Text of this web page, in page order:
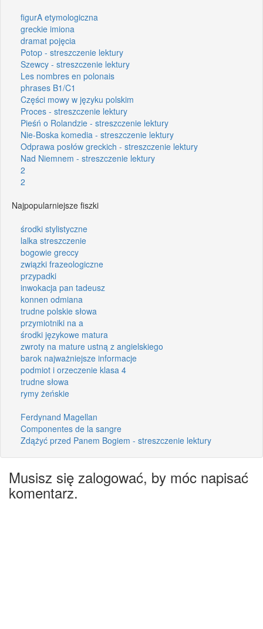
figurA etymologiczna
greckie imiona
dramat pojęcia
Potop - streszczenie lektury
Szewcy - streszczenie lektury
Les nombres en polonais
phrases B1/C1
Części mowy w języku polskim
Proces - streszczenie lektury
Pieśń o Rolandzie - streszczenie lektury
Nie-Boska komedia - streszczenie lektury
Odprawa posłów greckich - streszczenie lektury
Nad Niemnem - streszczenie lektury
2
2
Najpopularniejsze fiszki
środki stylistyczne
lalka streszczenie
bogowie greccy
związki frazeologiczne
przypadki
inwokacja pan tadeusz
konnen odmiana
trudne polskie słowa
przymiotniki na a
środki językowe matura
zwroty na mature ustną z angielskiego
barok najważniejsze informacje
podmiot i orzeczenie klasa 4
trudne słowa
rymy żeńskie
Ferdynand Magellan
Componentes de la sangre
Zdążyć przed Panem Bogiem - streszczenie lektury
Musisz się zalogować, by móc napisać
komentarz.